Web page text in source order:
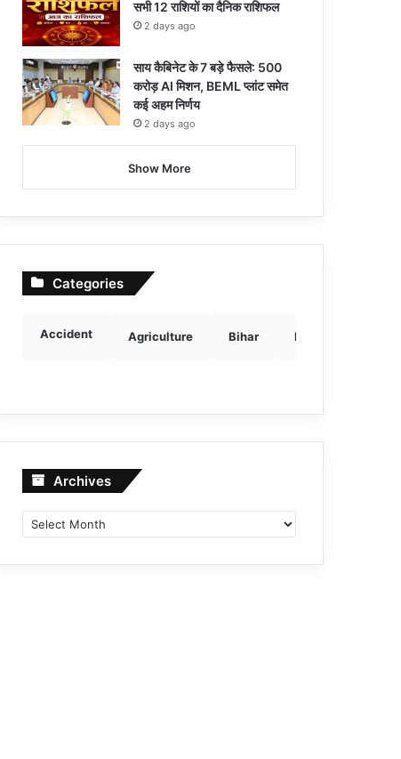
सभी 12 राशियों का दैनिक राशिफल
2 days ago
साय कैबिनेट के 7 बड़े फैसले: 500
करोड़ AI मिशन, BEML प्लांट समेत
कई अहम निर्णय
2 days ago
Show More
Categories
Accident Agriculture Bihar Breaking news
Archives Archives